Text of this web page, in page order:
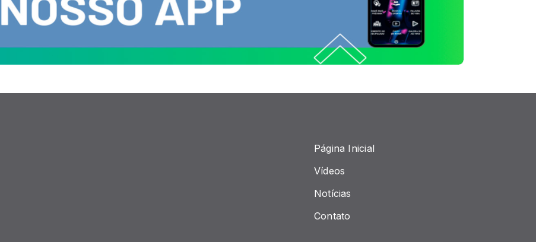
Página Inicial
Vídeos
Notícias
Contato